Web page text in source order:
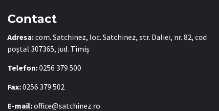
Contact
Adresa:com. Satchinez, loc. Satchinez, str. Daliei, nr. 82, cod
poștal 307365, jud. Timiș
Telefon:0256 379 500
Fax:0256 379 502
E-mail:office@satchinez.ro